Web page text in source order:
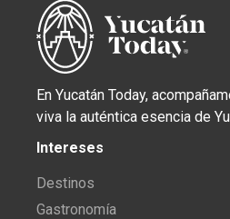
En Yucatán Today,
viva la auténtica esencia de
Intereses
Destinos
Gastronomía